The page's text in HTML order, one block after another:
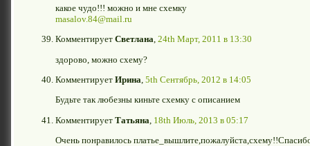
какое чудо!!! можно и мне схемку
masalov.84@mail.ru
Комментирует Светлана, 24th Март, 2011 в 13:30
здорово, можно схему?
Комментирует Ирина 5th Сентябрь, 2012 в 14:05
Будьте так любезны киньте схемку с описанием
Комментирует Татьяна 18th Июль, 2013 в 05:17
Очень понравилось